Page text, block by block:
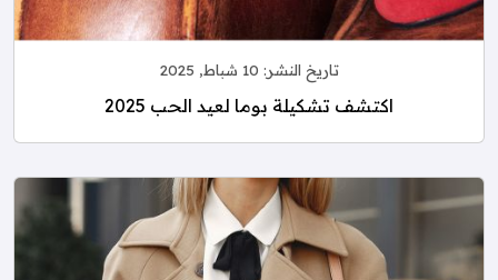
تاريخ النشر: 10 شباط, 2025
اكتشف تشكيلة بوما لعيد الحب 2025